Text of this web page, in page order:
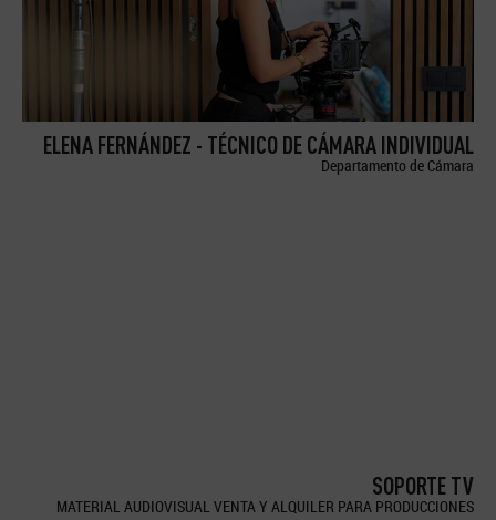
ELENA FERNÁNDEZ - TÉCNICO DE CÁMARA INDIVIDUAL
Departamento de Cámara
SOPORTE TV
MATERIAL AUDIOVISUAL VENTA Y ALQUILER PARA PRODUCCIONES